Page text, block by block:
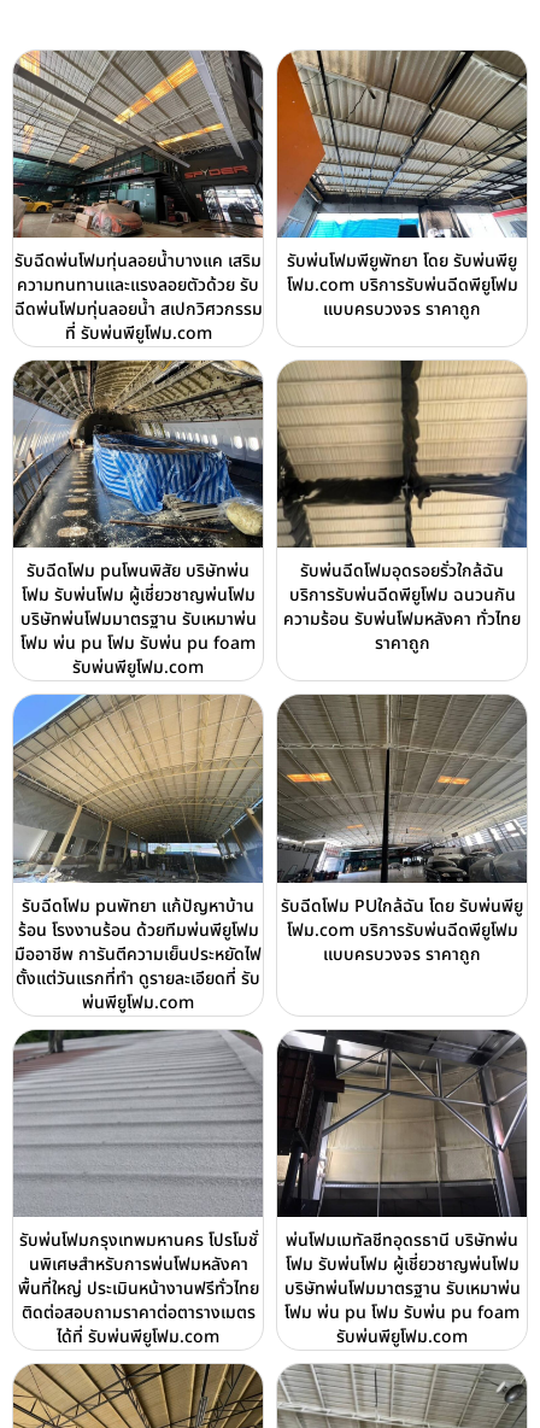
รับฉีดพ่นโฟมทุ่นลอยน้ำบางแค เสริม
ความทนทานและแรงลอยตัวด้วย รับ
ฉีดพ่นโฟมทุ่นลอยน้ำ สเปกวิศวกรรม
ที่ รับพ่นพียูโฟม.com
รับพ่นโฟมพียูพัทยา โดย รับพ่นพียู
โฟม.com บริการรับพ่นฉีดพียูโฟม
แบบครบวงจร ราคาถูก
รับฉีดโฟม puโพนพิสัย บริษัทพ่น
โฟม รับพ่นโฟม ผู้เชี่ยวชาญพ่นโฟม
บริษัทพ่นโฟมมาตรฐาน รับเหมาพ่น
โฟม พ่น pu โฟม รับพ่น pu foam
รับพ่นพียูโฟม.com
รับพ่นฉีดโฟมอุดรอยรั่วใกล้ฉัน
บริการรับพ่นฉีดพียูโฟม ฉนวนกัน
ความร้อน รับพ่นโฟมหลังคา ทั่วไทย
ราคาถูก
รับฉีดโฟม puพัทยา แก้ปัญหาบ้าน
ร้อน โรงงานร้อน ด้วยทีมพ่นพียูโฟม
มืออาชีพ การันตีความเย็นประหยัดไฟ
ตั้งแต่วันแรกที่ทำ ดูรายละเอียดที่ รับ
พ่นพียูโฟม.com
รับฉีดโฟม PUใกล้ฉัน โดย รับพ่นพียู
โฟม.com บริการรับพ่นฉีดพียูโฟม
แบบครบวงจร ราคาถูก
รับพ่นโฟมกรุงเทพมหานคร โปรโมชั่
นพิเศษสำหรับการพ่นโฟมหลังคา
พื้นที่ใหญ่ ประเมินหน้างานฟรีทั่วไทย
ติดต่อสอบถามราคาต่อตารางเมตร
ได้ที่ รับพ่นพียูโฟม.com
พ่นโฟมเมทัลชีทอุดรธานี บริษัทพ่น
โฟม รับพ่นโฟม ผู้เชี่ยวชาญพ่นโฟม
บริษัทพ่นโฟมมาตรฐาน รับเหมาพ่น
โฟม พ่น pu โฟม รับพ่น pu foam
รับพ่นพียูโฟม.com